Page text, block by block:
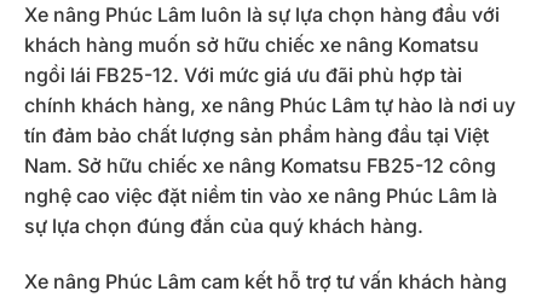
Xe nâng Phúc Lâm luôn là sự lựa chọn hàng đầu với
khách hàng muốn sở hữu chiếc xe nâng Komatsu
ngồi lái FB25-12. Với mức giá ưu đãi phù hợp tài
chính khách hàng, xe nâng Phúc Lâm tự hào là nơi uy
tín đảm bảo chất lượng sản phẩm hàng đầu tại Việt
Nam. Sở hữu chiếc xe nâng Komatsu FB25-12 công
nghệ cao việc đặt niềm tin vào xe nâng Phúc Lâm là
sự lựa chọn đúng đắn của quý khách hàng.
Xe nâng Phúc Lâm cam kết hỗ trợ tư vấn khách hàng